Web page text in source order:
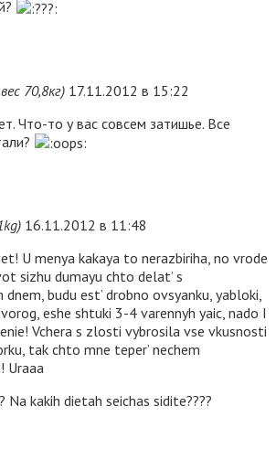
70,8кг) 17.11.2012 в 15:22
Что-то у вас совсем затишье. Все
16.11.2012 в 11:48
U menya kakaya to nerazbiriha, no vrode
sizhu dumayu chto delat’ s
dnem, budu est’ drobno ovsyanku, yabloki,
eshe shtuki 3-4 varennyh yaic, nado I
Vchera s zlosti vybrosila vse vkusnosti
tak chto mne teper’ nechem
Uraaa
Na kakih dietah seichas sidite????